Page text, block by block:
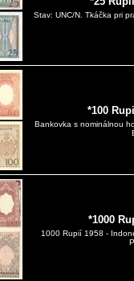
Stav: UNC/N. Tkáčka pri
*100
Bankovka s nominálnou
*1000
1000 Rupií 1958 -